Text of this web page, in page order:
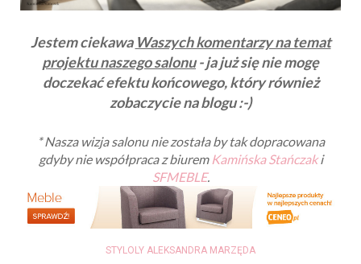
Jestem ciekawa Waszych komentarzy na temat
projektu naszego salonu- ja już się nie mogę
doczekać efektu końcowego, który również
zobaczycie na blogu :-)
* Nasza wizja salonu nie została by tak dopracowana
gdyby nie współpraca z biurem Kamińska Stańczaki
SFMEBLE.
STYLOLY ALEKSANDRA MARZĘDA